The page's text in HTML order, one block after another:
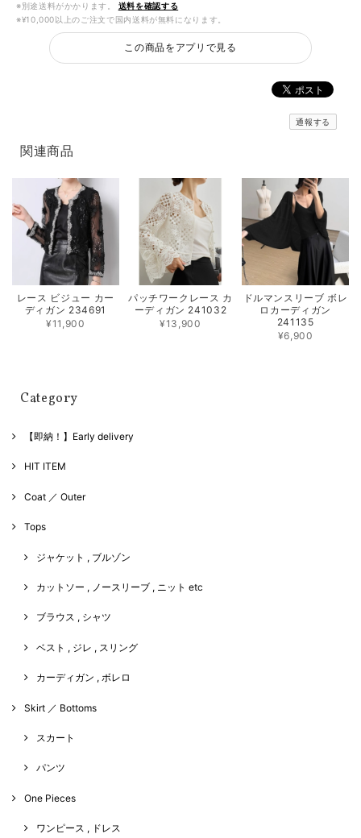
※別途送料がかかります。
送料を確認する
※¥10,000以上のご注文で国内送料が無料になります。
この商品をアプリで見る
通報する
関連商品
レース ビジュー カー
ディガン 234691
¥11,900
パッチワークレース カ
ーディガン 241032
¥13,900
ドルマンスリーブ ボレ
ロカーディガン
241135
¥6,900
Category
【即納！】Early delivery
HIT ITEM
Coat ／ Outer
Tops
ジャケット , ブルゾン
カットソー , ノースリーブ , ニット etc
ブラウス , シャツ
ベスト , ジレ , スリング
カーディガン , ボレロ
Skirt ／ Bottoms
スカート
パンツ
One Pieces
ワンピース , ドレス